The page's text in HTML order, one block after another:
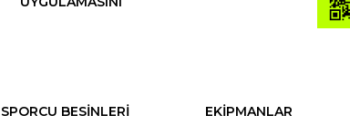
SPORCU BESİNLERİ
EKİPMANLAR